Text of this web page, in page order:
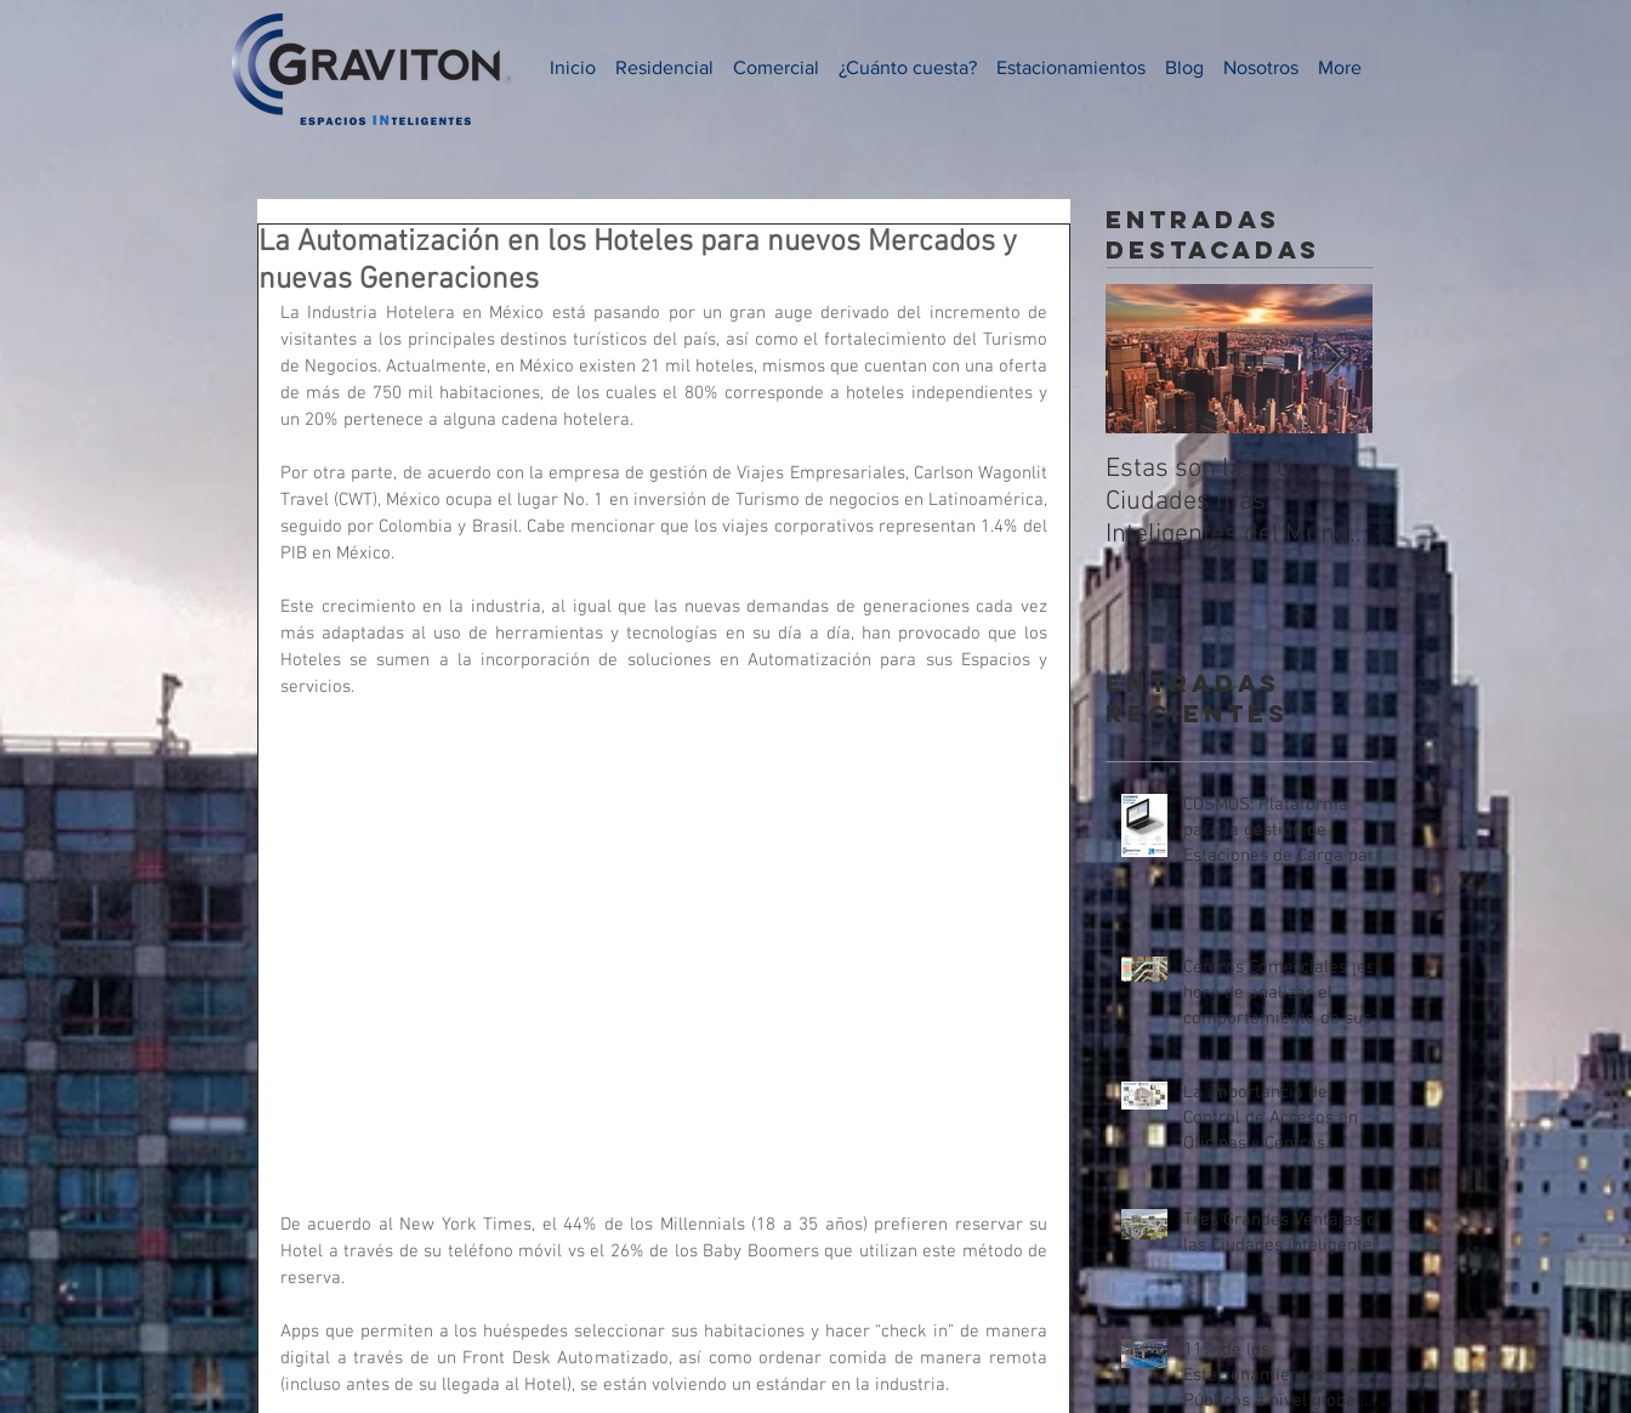
Inicio Residencial Comercial ¿Cuánto cuesta? Estacionamientos Blog Nosotros More
La Automatización en los Hoteles para nuevos Mercados y
nuevas Generaciones
La Industria Hotelera en México está pasando por un gran auge derivado del incremento de
visitantes a los principales destinos turísticos del país, así como el fortalecimiento del Turismo
de Negocios. Actualmente, en México existen 21 mil hoteles, mismos que cuentan con una oferta
de más de 750 mil habitaciones, de los cuales el 80% corresponde a hoteles independientes y
un 20% pertenece a alguna cadena hotelera.
Por otra parte, de acuerdo con la empresa de gestión de Viajes Empresariales, Carlson Wagonlit
Travel (CWT), México ocupa el lugar No. 1 en inversión de Turismo de negocios en Latinoamérica,
seguido por Colombia y Brasil. Cabe mencionar que los viajes corporativos representan 1.4% del
PIB en México.
Este crecimiento en la industria, al igual que las nuevas demandas de generaciones cada vez
más adaptadas al uso de herramientas y tecnologías en su día a día, han provocado que los
Hoteles se sumen a la incorporación de soluciones en Automatización para sus Espacios y
servicios.
De acuerdo al New York Times, el 44% de los Millennials (18 a 35 años) prefieren reservar su
Hotel a través de su teléfono móvil vs el 26% de los Baby Boomers que utilizan este método de
reserva.
Apps que permiten a los huéspedes seleccionar sus habitaciones y hacer “check in” de manera
digital a través de un Front Desk Automatizado, así como ordenar comida de manera remota
(incluso antes de su llegada al Hotel), se están volviendo un estándar en la industria.
Entradas
destacadas
Estas son las 10
Ciudades más
Inteligentes del Mundo
en 2018
Los Nuevos
Desarrollos
Residenciales
Inteligentes ¿Una
ventaja competitiva?
Entradas
recientes
COSMOS: Plataforma
para la gestión de
Estaciones de Carga para
Vehículos Eléctricos
Centros Comerciales ¡es
hora de analizar el
comportamiento de sus
clientes!
La importancia del
Control de Accesos en
Oficinas y Centros
Comerciales
Tres Grandes Ventajas de
las Ciudades Inteligentes
11% de los
Estacionamientos
Públicos a nivel global